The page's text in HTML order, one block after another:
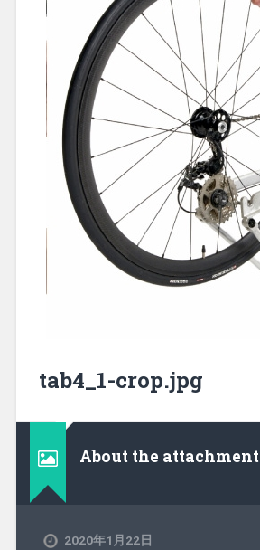
tab4_1-crop.jpg
About the attachment
2020年1月22日